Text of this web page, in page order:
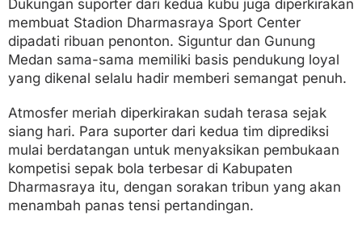
Dukungan suporter dari kedua kubu juga diperkirakan
membuat Stadion Dharmasraya Sport Center
dipadati ribuan penonton. Siguntur dan Gunung
Medan sama-sama memiliki basis pendukung loyal
yang dikenal selalu hadir memberi semangat penuh.
Atmosfer meriah diperkirakan sudah terasa sejak
siang hari. Para suporter dari kedua tim diprediksi
mulai berdatangan untuk menyaksikan pembukaan
kompetisi sepak bola terbesar di Kabupaten
Dharmasraya itu, dengan sorakan tribun yang akan
menambah panas tensi pertandingan.